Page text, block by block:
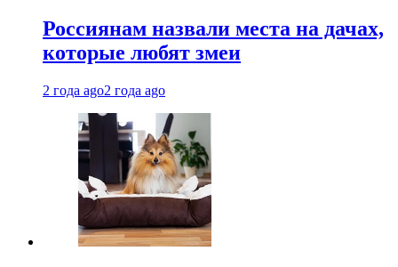
Россиянам назвали места на дачах,
которые любят змеи
2 года ago2 года ago